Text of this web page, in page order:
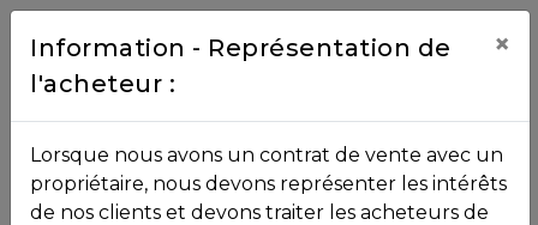
Contact
NOS
PROPRIÉTÉS
Toutes les propriétés
Information - Représentation de
l'acheteur :
×
Lorsque nous avons un contrat de vente avec un
propriétaire, nous devons représenter les intérêts
de nos clients et devons traiter les acheteurs de